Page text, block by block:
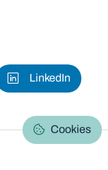
LinkedIn
Cookies